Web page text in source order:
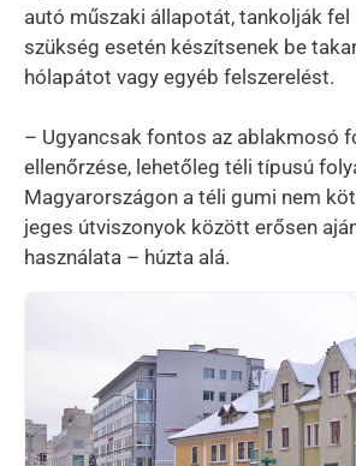
autó műszaki állapotát, tankolják fel
szükség esetén készítsenek be
hólapátot vagy egyéb felszerelést.
– Ugyancsak fontos az ablakmosó
ellenőrzése, lehetőleg téli típusú
Magyarországon a téli gumi nem
jeges útviszonyok között erősen
használata – húzta alá.